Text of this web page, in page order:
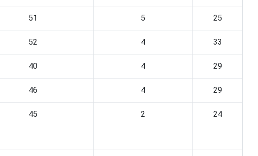
51 5 25
52 4 33
40 4 29
46 4 29
45 2 24